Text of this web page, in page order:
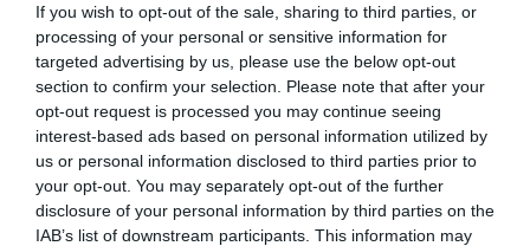
If you wish to opt-out of the sale, sharing to third parties, or
processing of your personal or sensitive information for
targeted advertising by us, please use the below opt-out
section to confirm your selection. Please note that after your
opt-out request is processed you may continue seeing
interest-based ads based on personal information utilized by
us or personal information disclosed to third parties prior to
your opt-out. You may separately opt-out of the further
disclosure of your personal information by third parties on the
IAB’s list of downstream participants. This information may
Δείτε τι έκανε Δήμος της Εύβοιας
για τις φωτιές
07.08.2026 | 20:00
Μητέρα και γιος οι νεκροί από τη
σύγκρουση αυτοκινήτου με
φορτηγό
07.08.2026 | 19:40
Πώς θα πληρωθούν
όσοι δουλέψουν στις 15
Αυγούστου
Συντάξεις Σεπτεμβρίου
2026: Πότε
πληρώνονται οι
δικαιούχοι – Οι
ημερομηνίες του e-
ΕΦΚΑ